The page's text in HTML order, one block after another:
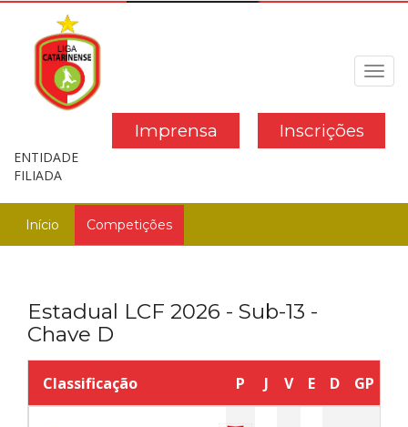
Inscrições
Imprensa
ENTIDADE
FILIADA
Início Competições
Estadual LCF 2026 - Sub-13 -
Chave D
Classificação P J V E D GP